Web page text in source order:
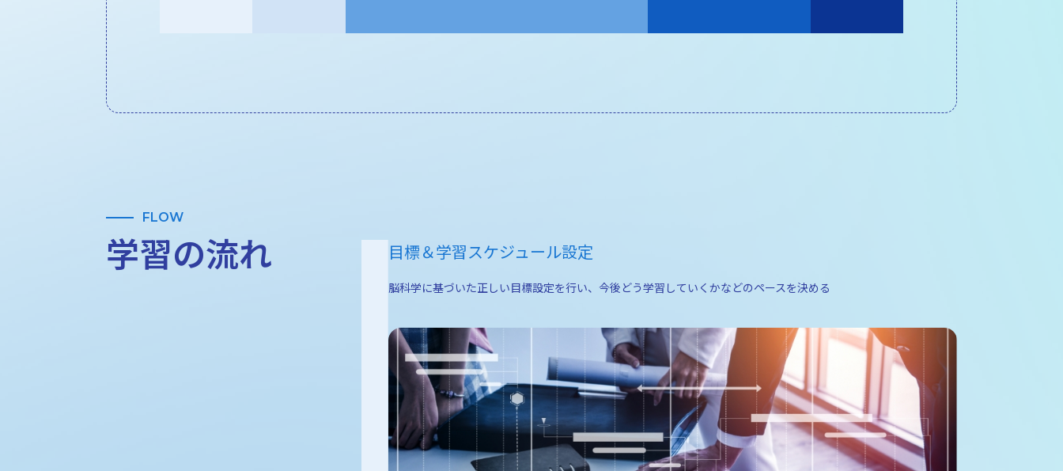
FLOW
学習の流れ 目標＆学習スケジュール設定
脳科学に基づいた正しい目標設定を行い、今後どう学習していくかなどのペースを決める